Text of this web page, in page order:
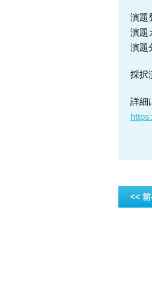
演題
演題
演題
採択
詳細
<<